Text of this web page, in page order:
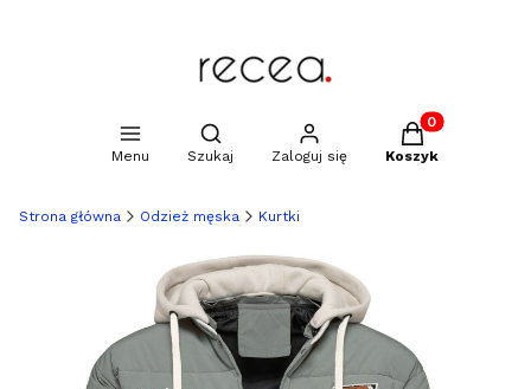
Menu
Otwórz wyszukiwarkę
Szukaj Zaloguj się
Produkty w
Koszyk
Strona główna Odzież męska Kurtki